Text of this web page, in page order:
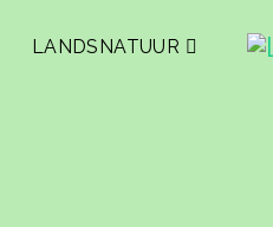
LANDSNATUUR